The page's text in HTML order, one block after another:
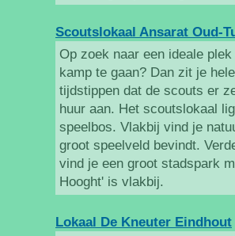
Scoutslokaal Ansarat Oud-
Op zoek naar een ideale
kamp te gaan? Dan zit je
tijdstippen dat de scouts er
huur aan. Het scoutslokaal
speelbos. Vlakbij vind je
groot speelveld bevindt.
vind je een groot stadspark
Hooght' is vlakbij.
Lokaal De Kneuter Eindhout